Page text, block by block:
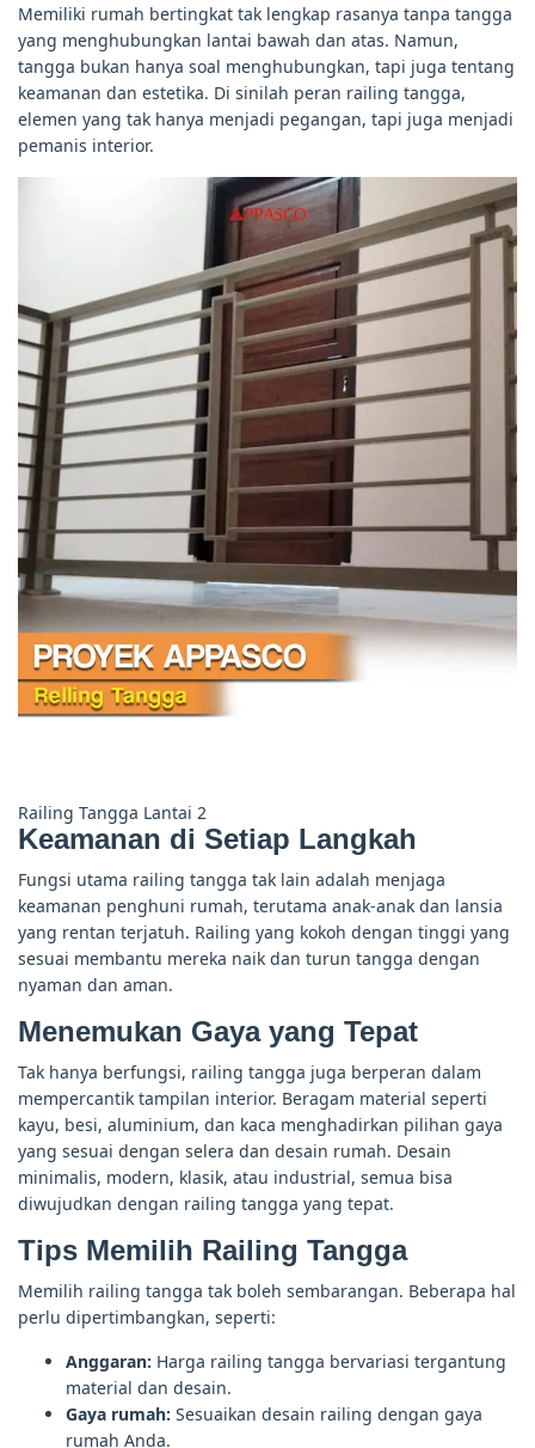
Memiliki rumah bertingkat tak lengkap rasanya tanpa tangga
yang menghubungkan lantai bawah dan atas. Namun,
tangga bukan hanya soal menghubungkan, tapi juga tentang
keamanan dan estetika. Di sinilah peran railing tangga,
elemen yang tak hanya menjadi pegangan, tapi juga menjadi
pemanis interior.
Railing Tangga Lantai 2
Keamanan di Setiap Langkah
Fungsi utama railing tangga tak lain adalah menjaga
keamanan penghuni rumah, terutama anak-anak dan lansia
yang rentan terjatuh. Railing yang kokoh dengan tinggi yang
sesuai membantu mereka naik dan turun tangga dengan
nyaman dan aman.
Menemukan Gaya yang Tepat
Tak hanya berfungsi, railing tangga juga berperan dalam
mempercantik tampilan interior. Beragam material seperti
kayu, besi, aluminium, dan kaca menghadirkan pilihan gaya
yang sesuai dengan selera dan desain rumah. Desain
minimalis, modern, klasik, atau industrial, semua bisa
diwujudkan dengan railing tangga yang tepat.
Tips Memilih Railing Tangga
Memilih railing tangga tak boleh sembarangan. Beberapa hal
perlu dipertimbangkan, seperti:
Anggaran: Harga railing tangga bervariasi tergantung
material dan desain.
Gaya rumah: Sesuaikan desain railing dengan gaya
rumah Anda.